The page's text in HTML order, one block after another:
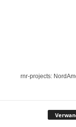
rnr-projects: